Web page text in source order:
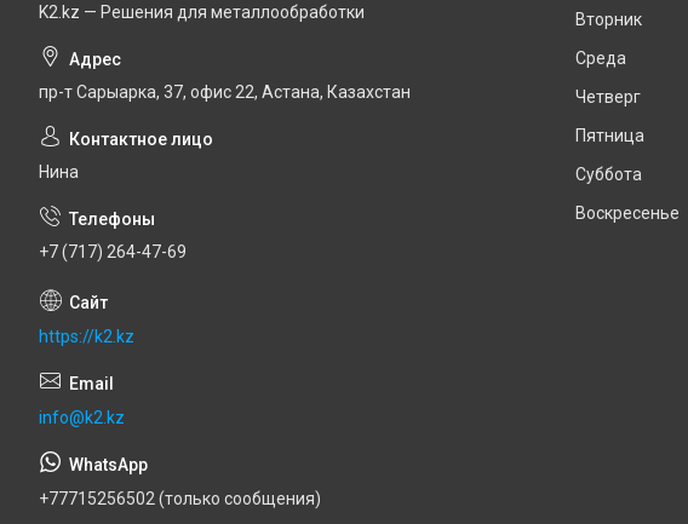
K2.kz — Решения для металлообработки
пр-т Сарыарка, 37, офис 22, Астана, Казахстан
Нина
+7 (717) 264-47-69
https://k2.kz
info@k2.kz
+77715256502 (только сообщения)
Вторник
Среда
Четверг
Пятница
Суббота
Воскресенье